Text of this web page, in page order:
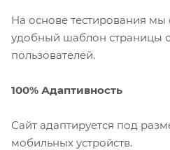
На основе тестирования
удобный шаблон страницы
пользователей.
100% Адаптивность
Сайт адаптируется под
мобильных устройств.